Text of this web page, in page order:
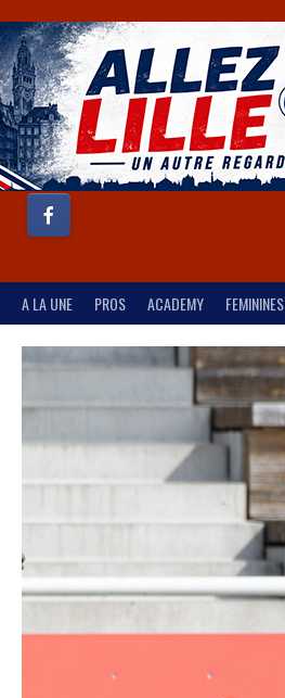
A LA UNE PROS ACADEMY FEMININES